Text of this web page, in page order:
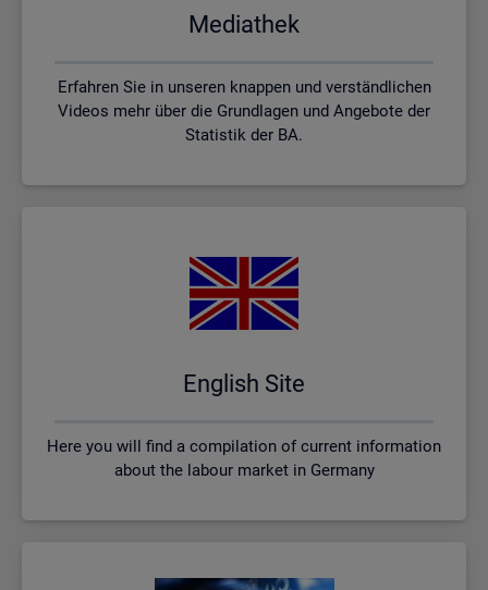
Me­dia­thek
Erfahren Sie in unseren knappen und verständlichen
Videos mehr über die Grundlagen und Angebote der
Statistik der BA.
English Site
Here you will find a compilation of current information
about the labour market in Germany